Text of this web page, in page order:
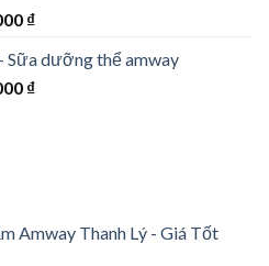
₫.
₫Current
is:
135.000 ₫.
Sữa dưỡng thể amway
₫.
₫Current
Amway Thanh Lý - Giá Tốt